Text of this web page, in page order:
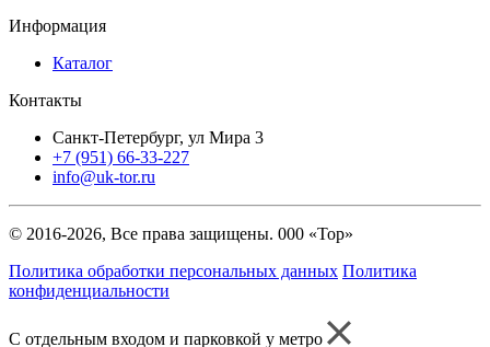
Информация
Каталог
Контакты
Санкт-Петербург, ул Мира 3
+7 (951) 66-33-227
info@uk-tor.ru
© 2016-2026, Все права защищены. 000 «Тор»
Политика обработки персональных данных Политика
конфиденциальности
С отдельным входом и парковкой у метро